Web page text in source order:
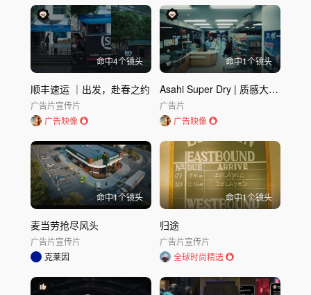
命中4个镜头
顺丰速运 ｜出发，赴春之约
广告片宣传片
广告映像
命中1个镜头
Asahi Super Dry | 质感大片，一饮入魂
广告片
广告映像
命中1个镜头
麦当劳抢尽风头
广告片宣传片
克莱因
命中1个镜头
归途
广告片宣传片
全球时尚精选